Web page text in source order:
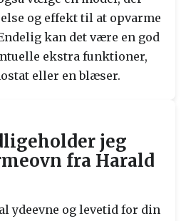
og effekt til at opvarme
kan det være en god
ekstra funktioner,
eller en blæser.
jeg
fra Harald
ydeevne og levetid for din